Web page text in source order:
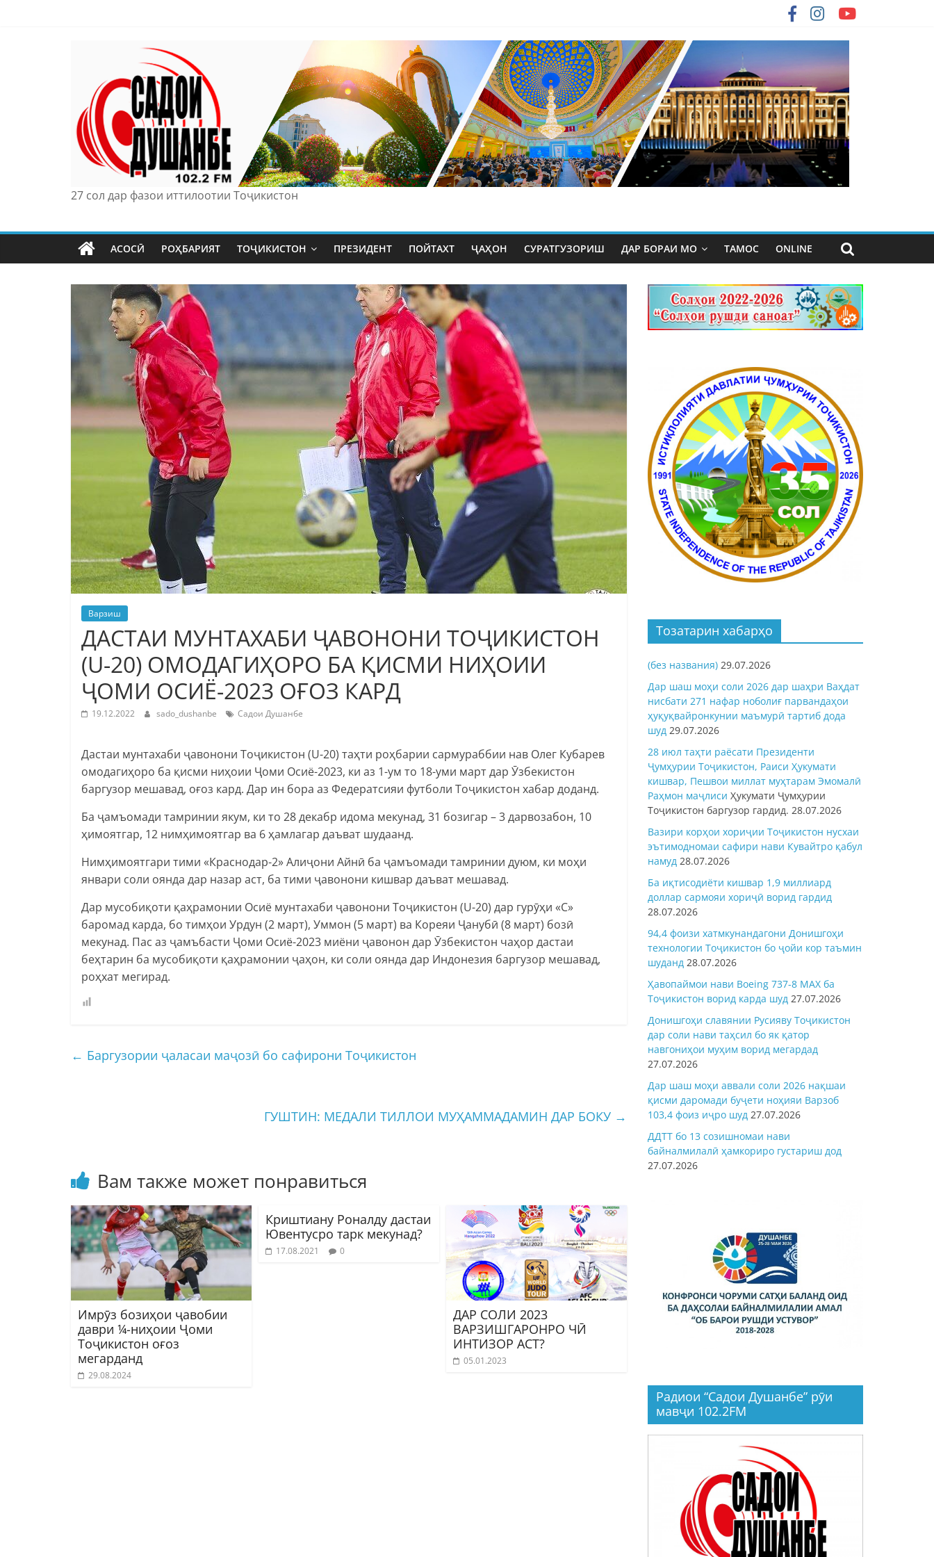
27 сол дар фазои иттилоотии Тоҷикистон
АСОСӢ РОҲБАРИЯТ ТОҶИКИСТОН ПРЕЗИДЕНТ ПОЙТАХТ ҶАҲОН СУРАТГУЗОРИШ ДАР БОРАИ МО ТАМОС ONLINE
Варзиш
ДАСТАИ МУНТАХАБИ ҶАВОНОНИ ТОҶИКИСТОН
(U-20) ОМОДАГИҲОРО БА ҚИСМИ НИҲОИИ
ҶОМИ ОСИЁ-2023 ОҒОЗ КАРД
19.12.2022 sado_dushanbe Садои Душанбе
Дастаи мунтахаби ҷавонони Тоҷикистон (U-20) таҳти роҳбарии сармураббии нав Олег Кубарев
омодагиҳоро ба қисми ниҳоии Ҷоми Осиё-2023, ки аз 1-ум то 18-уми март дар Ӯзбекистон
баргузор мешавад, оғоз кард. Дар ин бора аз Федератсияи футболи Тоҷикистон хабар доданд.
Ба ҷамъомади тамринии якум, ки то 28 декабр идома мекунад, 31 бозигар – 3 дарвозабон, 10
ҳимоятгар, 12 нимҳимоятгар ва 6 ҳамлагар даъват шудаанд.
Нимҳимоятгари тими «Краснодар-2» Алиҷони Айнӣ ба ҷамъомади тамринии дуюм, ки моҳи
январи соли оянда дар назар аст, ба тими ҷавонони кишвар даъват мешавад.
Дар мусобиқоти қаҳрамонии Осиё мунтахаби ҷавонони Тоҷикистон (U-20) дар гурӯҳи «С»
баромад карда, бо тимҳои Урдун (2 март), Уммон (5 март) ва Кореяи Ҷанубӣ (8 март) бозӣ
мекунад. Пас аз ҷамъбасти Ҷоми Осиё-2023 миёни ҷавонон дар Ӯзбекистон чаҳор дастаи
беҳтарин ба мусобиқоти қаҳрамонии ҷаҳон, ки соли оянда дар Индонезия баргузор мешавад,
роҳхат мегирад.
← Баргузории ҷаласаи маҷозӣ бо сафирони Тоҷикистон
ГУШТИН: МЕДАЛИ ТИЛЛОИ МУҲАММАДАМИН ДАР БОКУ →
Вам также может понравиться
Имрӯз бозиҳои ҷавобии
даври ¼-ниҳоии Ҷоми
Тоҷикистон оғоз
мегарданд
29.08.2024
Криштиану Роналду дастаи
Ювентусро тарк мекунад?
17.08.2021 0
ДАР СОЛИ 2023
ВАРЗИШГАРОНРО ЧӢ
ИНТИЗОР АСТ?
05.01.2023
Тозатарин хабарҳо
(без названия) 29.07.2026
Дар шаш моҳи соли 2026 дар шаҳри Ваҳдат
нисбати 271 нафар ноболиғ парвандаҳои
ҳуқуқвайронкунии маъмурӣ тартиб дода
шуд 29.07.2026
28 июл таҳти раёсати Президенти
Ҷумҳурии Тоҷикистон, Раиси Ҳукумати
кишвар, Пешвои миллат муҳтарам Эмомалӣ
Раҳмон маҷлиси Ҳукумати Ҷумҳурии
Тоҷикистон баргузор гардид. 28.07.2026
Вазири корҳои хориҷии Тоҷикистон нусхаи
эътимодномаи сафири нави Кувайтро қабул
намуд 28.07.2026
Ба иқтисодиёти кишвар 1,9 миллиард
доллар сармояи хориҷӣ ворид гардид
28.07.2026
94,4 фоизи хатмкунандагони Донишгоҳи
технологии Тоҷикистон бо ҷойи кор таъмин
шуданд 28.07.2026
Ҳавопаймои нави Boeing 737-8 MAX ба
Тоҷикистон ворид карда шуд 27.07.2026
Донишгоҳи славянии Русияву Тоҷикистон
дар соли нави таҳсил бо як қатор
навгониҳои муҳим ворид мегардад
27.07.2026
Дар шаш моҳи аввали соли 2026 нақшаи
қисми даромади буҷети ноҳияи Варзоб
103,4 фоиз иҷро шуд 27.07.2026
ДДТТ бо 13 созишномаи нави
байналмилалӣ ҳамкориро густариш дод
27.07.2026
Радиои “Садои Душанбе” рӯи
мавҷи 102.2FM